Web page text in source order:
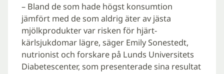
– Bland de som hade högst konsumtion
jämfört med de som aldrig äter av jästa
mjölkprodukter var risken för hjärt-
kärlsjukdomar lägre, säger Emily Sonestedt,
nutrionist och forskare på Lunds Universitets
Diabetescenter, som presenterade sina resultat